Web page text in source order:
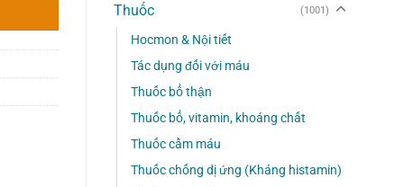
Thuốc (1001)
Hocmon & Nội tiết
Tác dụng đối với máu
Thuốc bổ thận
Thuốc bổ, vitamin, khoáng chất
Thuốc cầm máu
Thuốc chống dị ứng (Kháng histamin)